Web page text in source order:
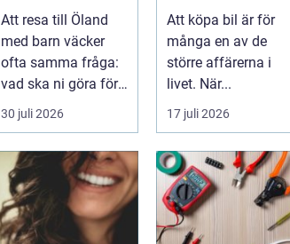
för hela familjen
Att resa till Öland
med barn väcker
ofta samma fråga:
vad ska ni göra för
30 juli 2026
modell för din
vardag
Att köpa bil är för
många en av de
större affärerna i
livet. När...
17 juli 2026